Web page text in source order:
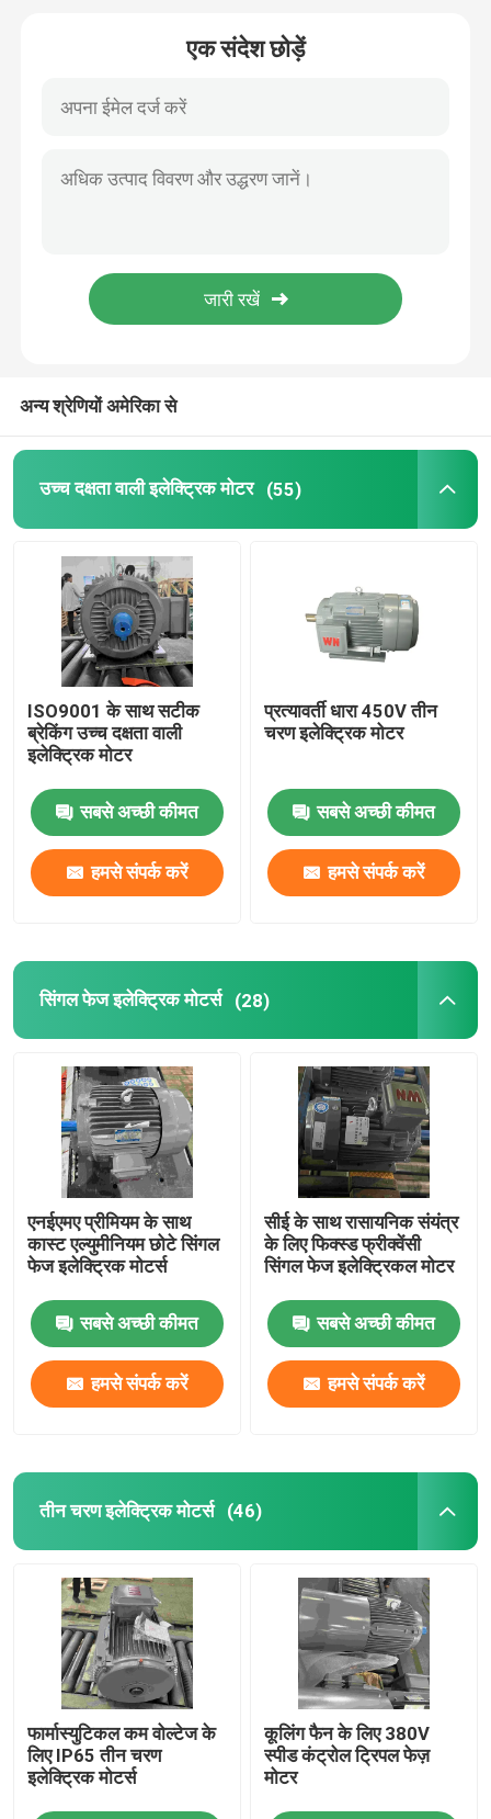
हाई वोल्टेज इंडक्शन मोटर्स
विशेष इलेक्ट्रिक मोटर्स
फ्रिक्वेंसी परिवर्तक
एक संदेश छोड़ें
अन्य श्रेणियों अमेरिका से
उच्च दक्षता वाली इलेक्ट्रिक मोटर (55)
ISO9001 के साथ सटीक
ब्रेकिंग उच्च दक्षता वाली
इलेक्ट्रिक मोटर
सबसे अच्छी कीमत
हमसे संपर्क करें
प्रत्यावर्ती धारा 450V तीन
चरण इलेक्ट्रिक मोटर
सबसे अच्छी कीमत
हमसे संपर्क करें
सिंगल फेज इलेक्ट्रिक मोटर्स (28)
एनईएमए प्रीमियम के साथ
कास्ट एल्युमीनियम छोटे सिंगल
फेज इलेक्ट्रिक मोटर्स
सबसे अच्छी कीमत
हमसे संपर्क करें
सीई के साथ रासायनिक संयंत्र
के लिए फिक्स्ड फ्रीक्वेंसी
सिंगल फेज इलेक्ट्रिकल मोटर
सबसे अच्छी कीमत
हमसे संपर्क करें
तीन चरण इलेक्ट्रिक मोटर्स (46)
फार्मास्युटिकल कम वोल्टेज के
लिए IP65 तीन चरण
इलेक्ट्रिक मोटर्स
कूलिंग फैन के लिए 380V
स्पीड कंट्रोल ट्रिपल फेज़
मोटर